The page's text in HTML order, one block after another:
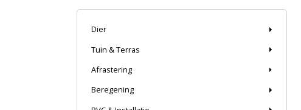
Dier
Tuin & Terras
Afrastering
Beregening